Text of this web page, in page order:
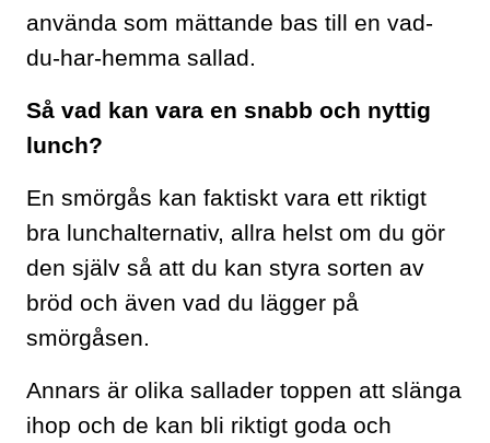
använda som mättande bas till en vad-
du-har-hemma sallad.
Så vad kan vara en snabb och nyttig
lunch?
En smörgås kan faktiskt vara ett riktigt
bra lunchalternativ, allra helst om du gör
den själv så att du kan styra sorten av
bröd och även vad du lägger på
smörgåsen.
Annars är olika sallader toppen att slänga
ihop och de kan bli riktigt goda och